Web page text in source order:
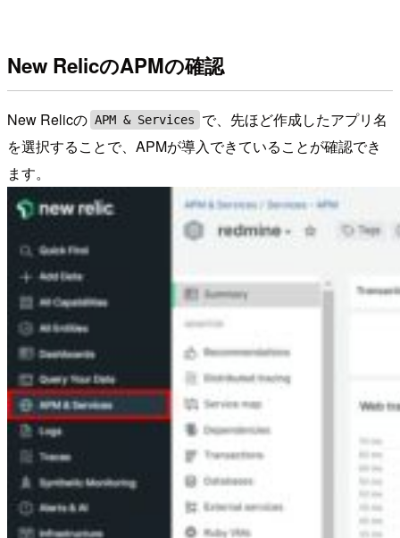
New RelicのAPMの確認
New Relicの APM & Services
で、先ほど作成したアプリ名
を選択することで、APMが導入できていることが確認でき
ます。